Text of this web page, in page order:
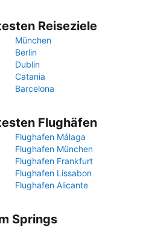
Reiseziele
München
Berlin
Dublin
Catania
Barcelona
Flughäfen
Flughafen Málaga
Flughafen München
Flughafen Frankfurt
Flughafen Lissabon
Flughafen Alicante
Springs